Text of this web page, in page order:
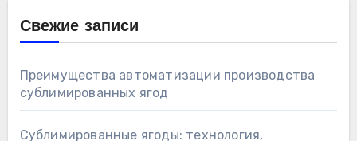
Свежие записи
Преимущества автоматизации производства
сублимированных ягод
Сублимированные ягоды: технология,